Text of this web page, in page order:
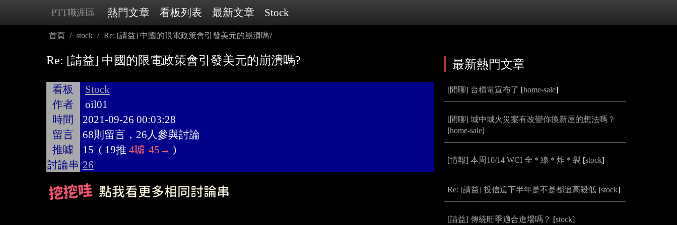
PTT職涯區 熱門文章 看板列表 最新文章 Stock
首頁 stock Re: [請益] 中國的限電政策會引發美元的崩潰嗎?
Re: [請益] 中國的限電政策會引發美元的崩潰嗎?
看板
Stock
作者
oil01
時間
2021-09-26 00:03:28
留言
68則留言，26人參與討論
推噓
15 ( 19推 4噓 45→ )
討論串 26
最新熱門文章
[閒聊] 台積電宣布了 [home-sale]
[閒聊] 城中城火災案有改變你換新屋的想法嗎？
[home-sale]
[情報] 本周10/14 WCI 全＊線＊炸＊裂 [stock]
Re: [請益] 投信這下半年是不是都追高殺低 [stock]
[請益] 傳統旺季適合進場嗎？ [stock]